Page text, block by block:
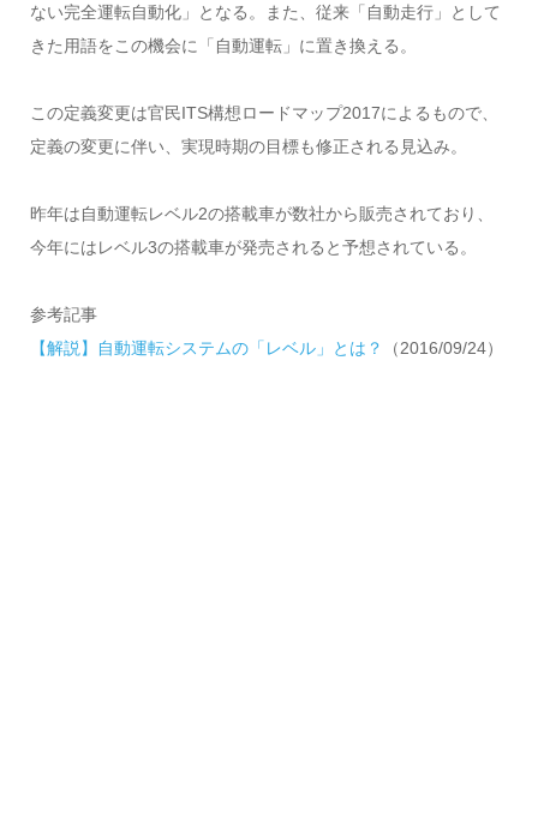
ない完全運転自動化」となる。また、従来「自動走行」として
きた用語をこの機会に「自動運転」に置き換える。
この定義変更は官民ITS構想ロードマップ2017によるもので、
定義の変更に伴い、実現時期の目標も修正される見込み。
昨年は自動運転レベル2の搭載車が数社から販売されており、
今年にはレベル3の搭載車が発売されると予想されている。
参考記事
【解説】自動運転システムの「レベル」とは？
（2016/09/24）